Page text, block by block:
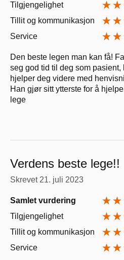
Tilgjengelighet
Tillit og kommunikasjon
Service
Den beste legen man kan få!
seg god tid til deg som pasient,
hjelper deg videre med
Han gjør sitt ytterste for å
lege
Verdens beste lege!!
Skrevet21. juli 2023
Samlet vurdering
Tilgjengelighet
Tillit og kommunikasjon
Service